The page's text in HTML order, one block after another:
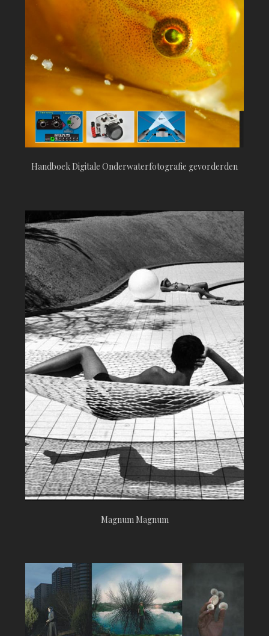
Handboek Digitale Onderwaterfotografie gevorderden
Magnum Magnum